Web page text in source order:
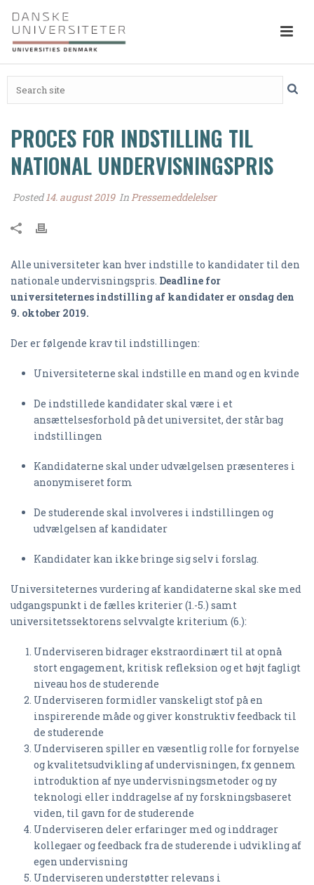
PROCES FOR INDSTILLING TIL
NATIONAL UNDERVISNINGSPRIS
Posted14. august 2019 InPressemeddelelser
Alle universiteter kan hver indstille to kandidater til den
nationale undervisningspris. Deadline for
universiteternes indstilling af kandidater er onsdag den
9. oktober 2019.
Der er følgende krav til indstillingen:
Universiteterne skal indstille en mand og en kvinde
De indstillede kandidater skal være i et
ansættelsesforhold på det universitet, der står bag
indstillingen
Kandidaterne skal under udvælgelsen præsenteres i
anonymiseret form
De studerende skal involveres i indstillingen og
udvælgelsen af kandidater
Kandidater kan ikke bringe sig selv i forslag.
Universiteternes vurdering af kandidaterne skal ske med
udgangspunkt i de fælles kriterier (1.-5.) samt
universitetssektorens selvvalgte kriterium (6.):
Underviseren bidrager ekstraordinært til at opnå
stort engagement, kritisk refleksion og et højt fagligt
niveau hos de studerende
Underviseren formidler vanskeligt stof på en
inspirerende måde og giver konstruktiv feedback til
de studerende
Underviseren spiller en væsentlig rolle for fornyelse
og kvalitetsudvikling af undervisningen, fx gennem
introduktion af nye undervisningsmetoder og ny
teknologi eller inddragelse af ny forskningsbaseret
viden, til gavn for de studerende
Underviseren deler erfaringer med og inddrager
kollegaer og feedback fra de studerende i udvikling af
egen undervisning
Underviseren understøtter relevans i